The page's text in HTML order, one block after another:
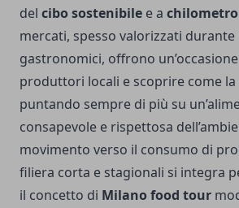
del cibo sostenibile e a chilometro
mercati, spesso valorizzati
gastronomici, offrono
produttori locali e scoprire come la
puntando sempre di più su
consapevole e rispettosa
movimento verso il consumo di
filiera corta e stagionali si integra
il concetto di Milano food tour